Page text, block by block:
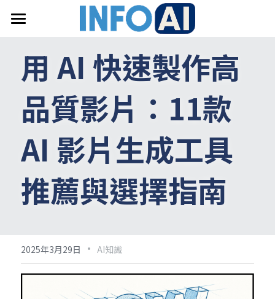
關於InfoAI
訂閱電子報
最新文章
搜索
email聯絡
用 AI 快速製作高
品質影片：11款
AI 影片生成工具
推薦與選擇指南
2025年3月29日 · AI知識